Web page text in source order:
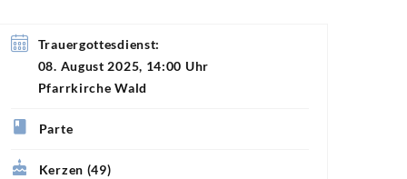
Trauergottesdienst:
08. August 2025, 14:00 Uhr
Pfarrkirche Wald
Parte
Kerzen (49)